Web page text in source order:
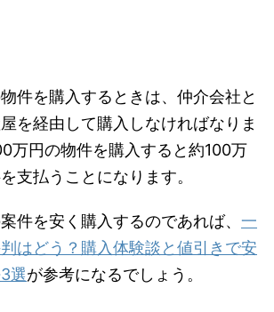
件を購入するときは、仲介会社と
を経由して購入しなければなりま
万円の物件を購入すると約100万
支払うことになります。
件を安く購入するのであれば、 一
はどう？購入体験談と値引きで安
選が参考になるでしょう。